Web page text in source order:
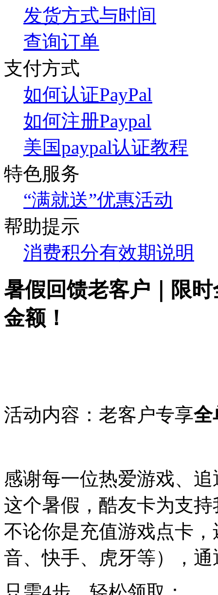
发货方式与时间
查询订单
支付方式
如何认证PayPal
如何注册Paypal
美国paypal认证教程
特色服务
“满就送”优惠活动
帮助提示
消费积分有效期说明
暑假回馈老客户｜限
金额！
活动内容：老客户专享全
感谢每一位热爱游戏、
这个暑假，酷友卡为支
不论你是充值游戏点卡
音、快手、虎牙等），通